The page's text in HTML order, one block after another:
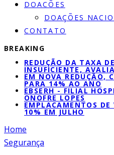
DOACÕES
DOAÇÕES
CONTATO
BREAKING
REDUÇÃO DA TAXA
INSUFICIENTE,
EM NOVA REDUÇÃO,
PARA 14% AO ANO
EBSERH - FILIAL
ONOFRE LOPES
EMPLACAMENTOS DE
10% EM JULHO
Home
Segurança